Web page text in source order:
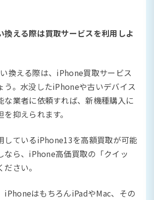
換える際は買取サービスを利用しよ
換える際は、iPhone買取サービス
う。水没したiPhoneや古いデバイス
な業者に依頼すれば、新機種購入に
抑えられます。
しているiPhone13を高額買取が可能
なら、iPhone高価買取の「クイッ
さい。
iPhoneはもちろんiPadやMac、その